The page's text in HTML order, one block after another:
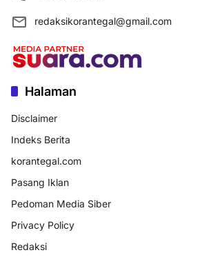
redaksikorantegal@gmail.com
Halaman
Disclaimer
Indeks Berita
korantegal.com
Pasang Iklan
Pedoman Media Siber
Privacy Policy
Redaksi